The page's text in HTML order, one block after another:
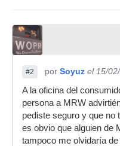
#2 por Soyuz el 15/
A la oficina del
persona a MRW
pediste seguro y que no
es obvio que alguien de
tampoco me olvidaría